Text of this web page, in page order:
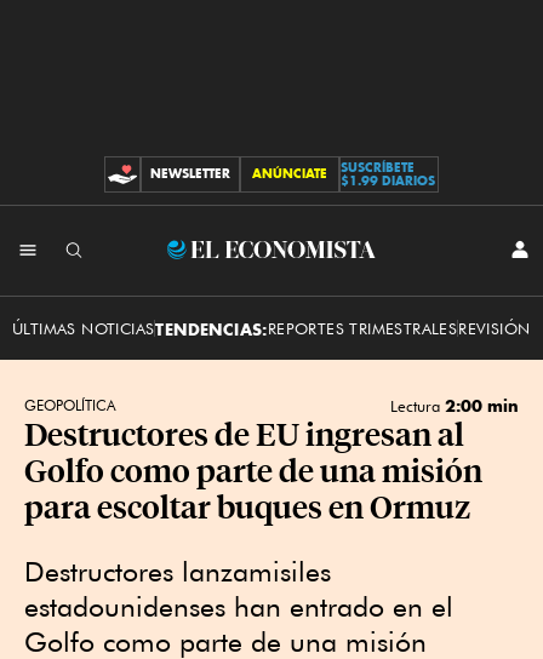
CONTRIBUCIONES
NEWSLETTER ANÚNCIATE
SUSCRÍBETE
$1.99 DIARIOS
El
ÚLTIMAS NOTICIASTENDENCIAS:REPORTES TRIMESTRALESREVISIÓN
GEOPOLÍTICA Lectura 2:00 min
Destructores de EU ingresan al
Golfo como parte de una misión
para escoltar buques en Ormuz
Destructores lanzamisiles
estadounidenses han entrado en el
Golfo como parte de una misión